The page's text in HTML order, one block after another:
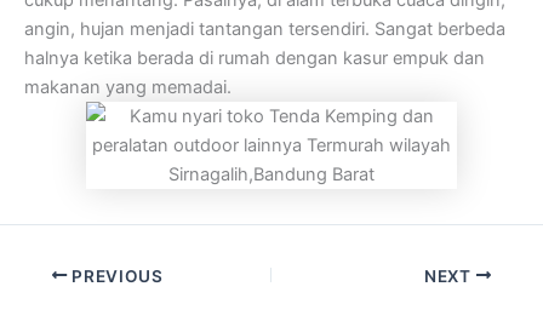
angin, hujan menjadi tantangan tersendiri. Sangat berbeda
halnya ketika berada di rumah dengan kasur empuk dan
makanan yang memadai.
PREVIOUS NEXT